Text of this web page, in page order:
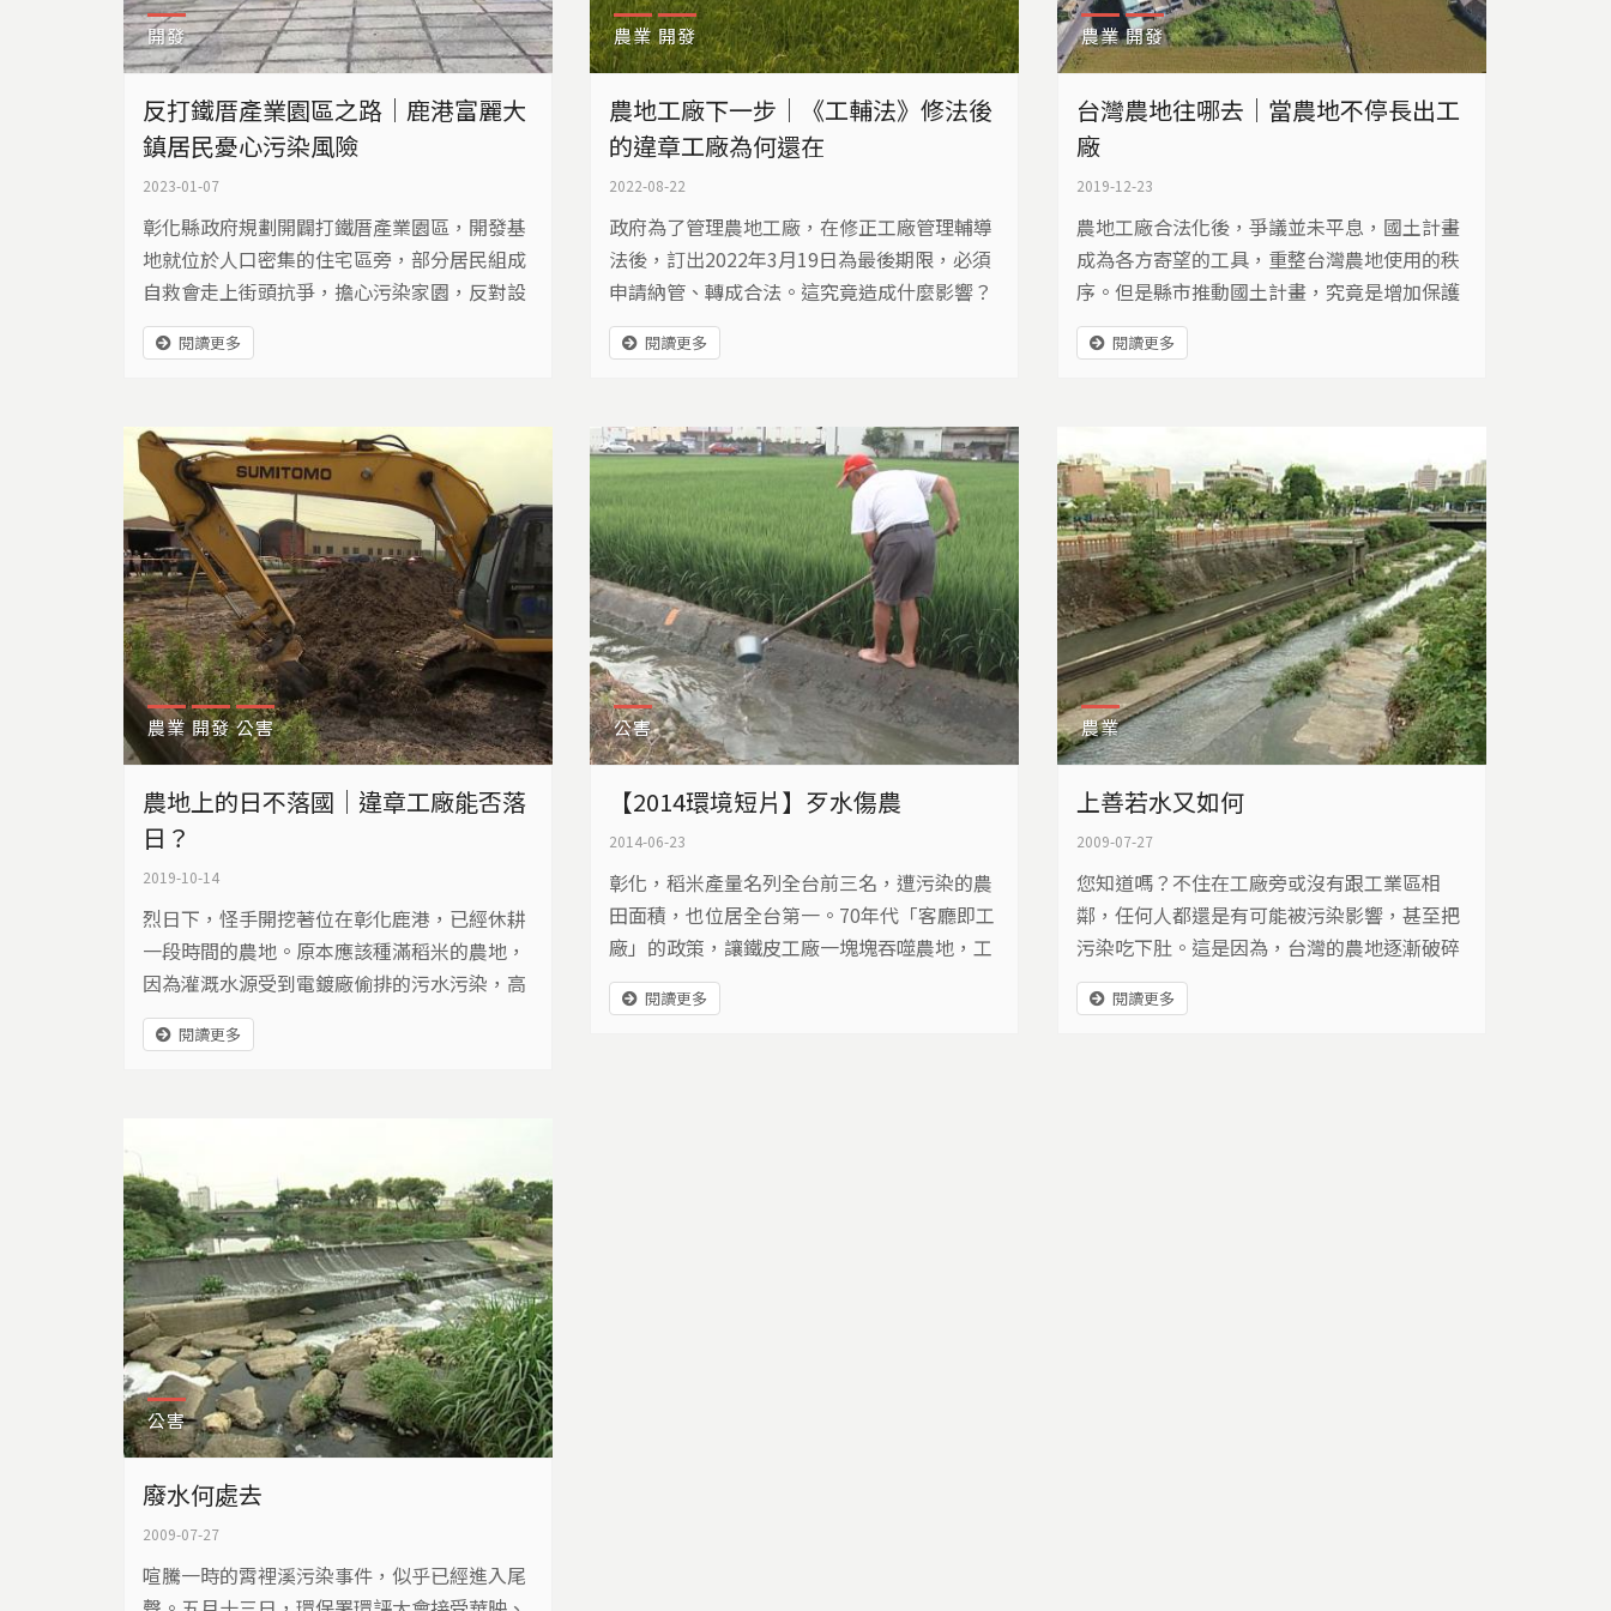
開發
反打鐵厝產業園區之路｜鹿港富麗大
鎮居民憂心污染風險
2023-01-07
彰化縣政府規劃開闢打鐵厝產業園區，開發基
地就位於人口密集的住宅區旁，部分居民組成
自救會走上街頭抗爭，擔心污染家園，反對設
置，提出境內仍有閒置工業用地可供利用。
閱讀更多
農業 開發
農地工廠下一步｜《工輔法》修法後
的違章工廠為何還在
2022-08-22
政府為了管理農地工廠，在修正工廠管理輔導
法後，訂出2022年3月19日為最後期限，必須
申請納管、轉成合法。這究竟造成什麼影響？
閱讀更多
農業 開發
台灣農地往哪去｜當農地不停長出工
廠
2019-12-23
農地工廠合法化後，爭議並未平息，國土計畫
成為各方寄望的工具，重整台灣農地使用的秩
序。但是縣市推動國土計畫，究竟是增加保護
或加速開發？成為值得關心的課題。
閱讀更多
農業 開發 公害
農地上的日不落國｜違章工廠能否落
日？
2019-10-14
烈日下，怪手開挖著位在彰化鹿港，已經休耕
一段時間的農地。原本應該種滿稻米的農地，
因為灌溉水源受到電鍍廠偷排的污水污染，高
濃度的重金屬，就這樣進入良田。
閱讀更多
公害
【2014環境短片】歹水傷農
2014-06-23
彰化，稻米產量名列全台前三名，遭污染的農
田面積，也位居全台第一。70年代「客廳即工
廠」的政策，讓鐵皮工廠一塊塊吞噬農地，工
業廢水也造成農田不可回復的傷害。環保署十
年來，花了2.5億挽救生病農田，但我們來到北
閱讀更多
農業
上善若水又如何
2009-07-27
您知道嗎？不住在工廠旁或沒有跟工業區相
鄰，任何人都還是有可能被污染影響，甚至把
污染吃下肚。這是因為，台灣的農地逐漸破碎
化，工廠或工業區，就設立在農地旁，而廢水
輕易地進入河川，被引入水圳灌溉農田，再加
閱讀更多
公害
廢水何處去
2009-07-27
喧騰一時的霄裡溪污染事件，似乎已經進入尾